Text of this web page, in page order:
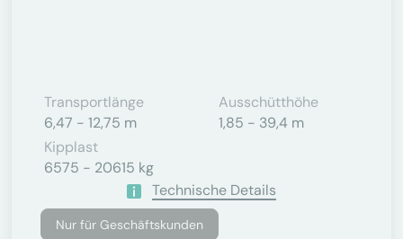
Transportlänge
6,47 - 12,75 m
Ausschütthöhe
1,85 - 39,4 m
Kipplast
6575 - 20615 kg
Technische Details
Nur für Geschäftskunden